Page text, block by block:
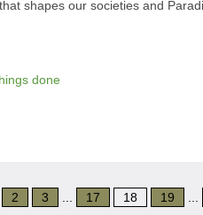
shapes our societies and
done
2 3 17 18 19